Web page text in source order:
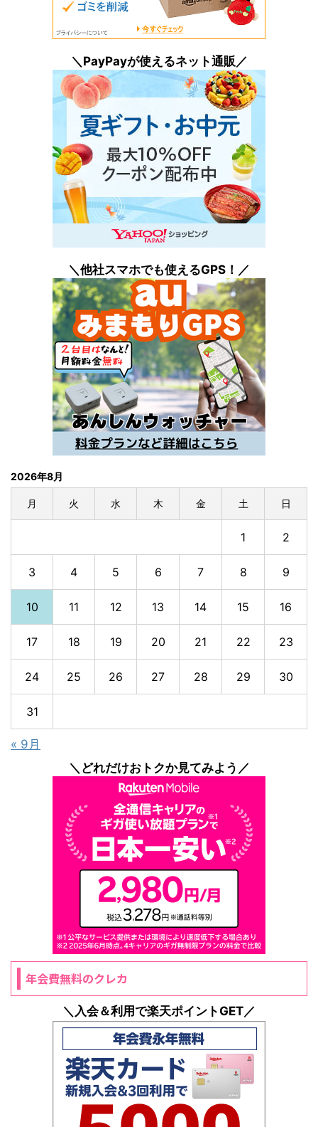
＼PayPayが使えるネット通販／
＼他社スマホでも使えるGPS！／
2026年8月
月 火 水 木 金 土 日
1 2
3 4 5 6 7 8 9
10 11 12 13 14 15 16
17 18 19 20 21 22 23
24 25 26 27 28 29 30
31
« 9月
＼どれだけおトクか見てみよう／
年会費無料のクレカ
＼入会＆利用で楽天ポイントGET／